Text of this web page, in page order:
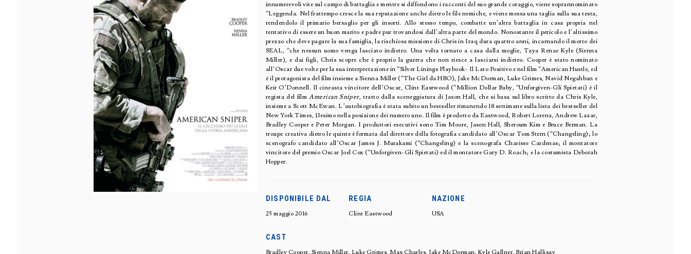
innumerevoli vite sul campo di battaglia e mentre si diffondono i racconti del suo grande coraggio, viene soprannominato
“Leggenda. Nel frattempo cresce la sua reputazione anche dietro le file nemiche, e viene messa una taglia sulla sua testa,
rendendolo il primario bersaglio per gli insorti. Allo stesso tempo, combatte un’altra battaglia in casa propria nel
tentativo di essere un buon marito e padre pur trovandosi dall’altra parte del mondo. Nonostante il pericolo e l’altissimo
prezzo che deve pagare la sua famiglia, la rischiosa missione di Chris in Iraq dura quattro anni, incarnando il motto dei
SEAL, “che nessun uomo venga lasciato indietro. Una volta tornato a casa dalla moglie, Taya Renae Kyle (Sienna
Miller), e dai figli, Chris scopre che è proprio la guerra che non riesce a lasciarsi indietro. Cooper è stato nominato
all’Oscar due volte per la sua interpretazione in “Silver Linings Playbook- Il Lato Positivo e nel film “American Hustle, ed
è il protagonista del film insieme a Sienna Miller (“The Girl da HBO), Jake McDorman, Luke Grimes, Navid Negahban e
Keir O’Donnell. Il cineasta vincitore dell’Oscar, Clint Eastwood (“Million Dollar Baby, “Unforgiven-Gli Spietati) è il
regista del filmAmerican Sniper, tratto dalla sceneggiatura di Jason Hall, che si basa sul libro scritto da Chris Kyle,
insieme a Scott McEwan. L’autobiografia è stata subito un bestseller rimanendo 18 settimane sulla lista dei bestseller del
New York Times, 13esimo nella posizione dei numero uno. Il film è prodotto da Eastwood, Robert Lorenz, Andrew Lazar,
Bradley Cooper e Peter Morgan. I produttori esecutivi sono Tim Moore, Jason Hall, Sheroum Kim e Bruce Berman. La
troupe creativa dietro le quinte è formata dal direttore della fotografia candidato all’Oscar Tom Stern (“Changeling); lo
scenografo candidato all’Oscar James J. Murakami (“Changeling) e la scenografa Charisse Cardenas; il montatore
vincitore del premio Oscar Joel Cox (“Unforgiven-Gli Spietati) ed il montatore Gary D. Roach; e la costumista Deborah
Hopper.
DISPONIBILE DAL
25 maggio 2016
REGIA
Clint Eastwood
NAZIONE
USA
CAST
Bradley Cooper, Sienna Miller, Luke Grimes, Max Charles, Jake McDorman, Kyle Gallner, Brian Hallisay